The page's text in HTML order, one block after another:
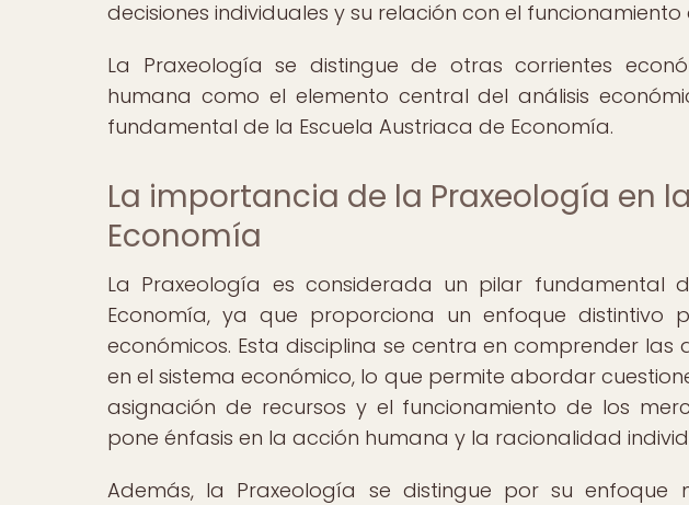
decisiones individuales y su relación con el
La Praxeología se distingue de otras corrientes
humana como el elemento central del análisis
fundamental de la Escuela Austriaca de Economía.
La importancia de la Praxeología en
Economía
La Praxeología es considerada un pilar fundamental
Economía, ya que proporciona un enfoque distintivo
económicos. Esta disciplina se centra en comprender las
en el sistema económico, lo que permite abordar
asignación de recursos y el funcionamiento de los
pone énfasis en la acción humana y la racionalidad
Además, la Praxeología se distingue por su